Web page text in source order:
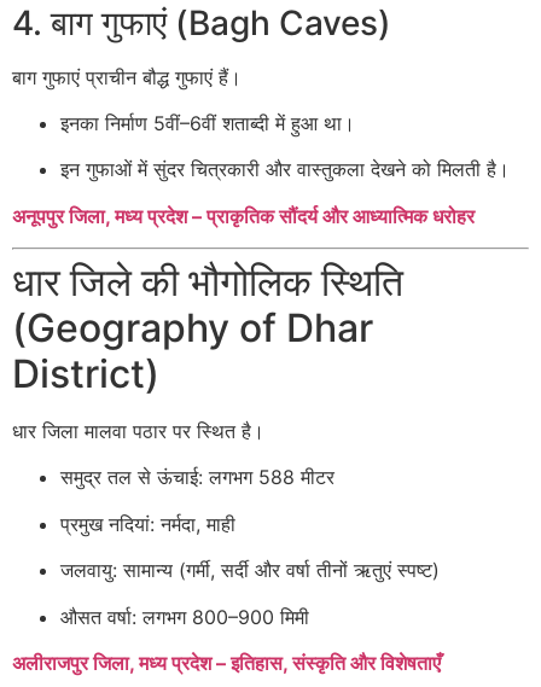
4. बाग गुफाएं (Bagh Caves)
बाग गुफाएं प्राचीन बौद्ध गुफाएं हैं।
इनका निर्माण 5वीं–6वीं शताब्दी में हुआ था।
इन गुफाओं में सुंदर चित्रकारी और वास्तुकला देखने को मिलती है।
अनूपपुर जिला, मध्य प्रदेश – प्राकृतिक सौंदर्य और आध्यात्मिक धरोहर
धार जिले की भौगोलिक स्थिति
(Geography of Dhar
District)
धार जिला मालवा पठार पर स्थित है।
समुद्र तल से ऊंचाई: लगभग 588 मीटर
प्रमुख नदियां: नर्मदा, माही
जलवायु: सामान्य (गर्मी, सर्दी और वर्षा तीनों ऋतुएं स्पष्ट)
औसत वर्षा: लगभग 800–900 मिमी
अलीराजपुर जिला, मध्य प्रदेश – इतिहास, संस्कृति और विशेषताएँ